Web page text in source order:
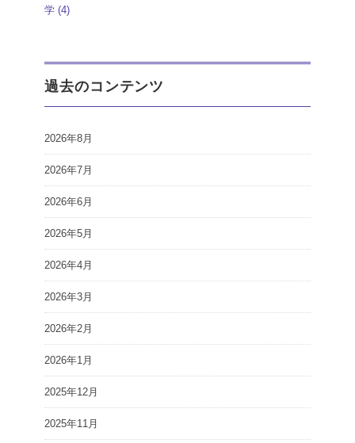
学 (4)
過去のコンテンツ
2026年8月
2026年7月
2026年6月
2026年5月
2026年4月
2026年3月
2026年2月
2026年1月
2025年12月
2025年11月